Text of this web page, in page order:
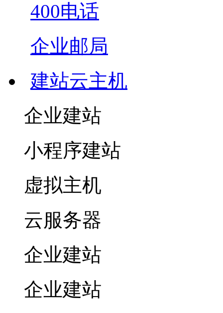
400电话
企业邮局
建站云主机
企业建站
小程序建站
虚拟主机
云服务器
企业建站
企业建站